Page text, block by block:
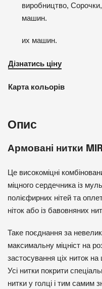
виробництво,
машин.
их машин.
Дізнатись ціну
Карта кольорів
Опис
Армовані нитки
Це високоміцні
міцного сердечника із
полієфирних нітей та
ніток або із бавовняних
Таке поєднання за
максимальну міцніст на
застосування ціх ниток
Усі нитки покрити
нитки у голці і тим самим